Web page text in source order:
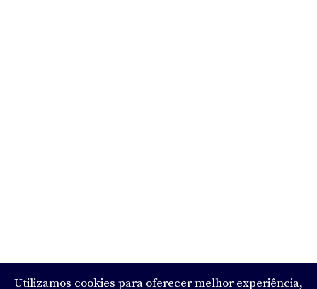
Utilizamos cookies para oferecer melhor experiência,